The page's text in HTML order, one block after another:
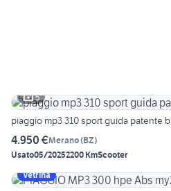
5
piaggio mp3 310 sport guida patente b
4.950 €Merano(BZ)
Usato05/20252200 KmScooter
Vetrina